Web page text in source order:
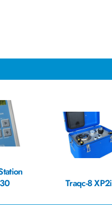
Traqc-8 XP2i